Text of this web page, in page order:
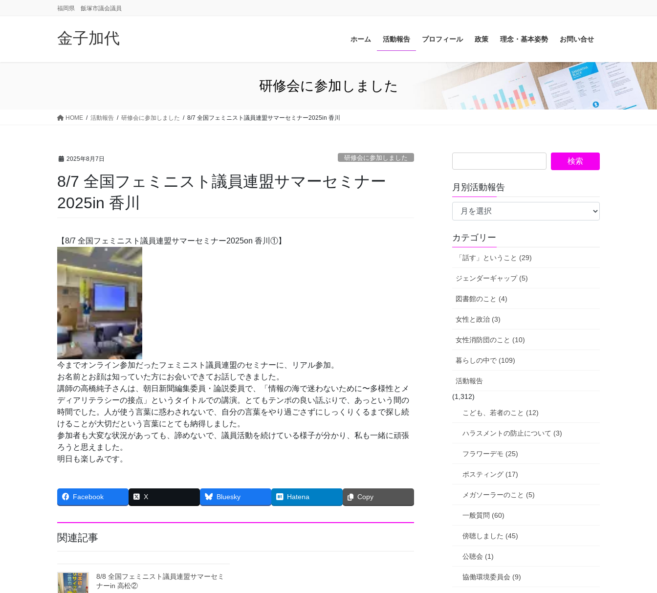
福岡県 飯塚市議会議員
金子加代 ホーム 活動報告 プロフィール 政策 理念・基本姿勢 お問い合せ
研修会に参加しました
HOME 活動報告 研修会に参加しました 8/7 全国フェミニスト議員連盟サマーセミナー2025in 香川
2025年8月7日 研修会に参加しました
8/7 全国フェミニスト議員連盟サマーセミナー
2025in 香川
【8/7 全国フェミニスト議員連盟サマーセミナー2025on 香川①】
今までオンライン参加だったフェミニスト議員連盟のセミナーに、リアル参加。
お名前とお顔は知っていた方にお会いできてお話しできました。
講師の高橋純子さんは、朝日新聞編集委員・論説委員で、「情報の海で迷わないために〜多様性とメ
ディアリテラシーの接点」というタイトルでの講演。とてもテンポの良い話ぶりで、あっという間の
時間でした。人が使う言葉に惑わされないで、自分の言葉をやり過ごさずにしっくりくるまで探し続
けることが大切だという言葉にとても納得しました。
参加者も大変な状況があっても、諦めないで、議員活動を続けている様子が分かり、私も一緒に頑張
ろうと思えました。
明日も楽しみです。
Facebook X Bluesky Hatena Copy
関連記事
8/8 全国フェミニスト議員連盟サマーセミ
ナーin 高松②
月別活動報告
月
動
報
告
カテゴリー
「話す」ということ (29)
ジェンダーギャップ (5)
図書館のこと (4)
女性と政治 (3)
女性消防団のこと (10)
暮らしの中で (109)
活動報告
(1,312)
こども、若者のこと (12)
ハラスメントの防止について (3)
フラワーデモ (25)
ポスティング (17)
メガソーラーのこと (5)
一般質問 (60)
傍聴しました (45)
公聴会 (1)
協働環境委員会 (9)